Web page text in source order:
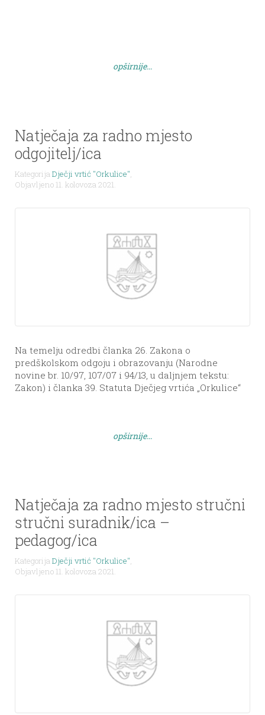
opširnije...
Natječaja za radno mjesto
odgojitelj/ica
Kategorija Dječji vrtić "Orkulice"
Objavljeno 11. kolovoza 2021.
Na temelju odredbi članka 26. Zakona o
predškolskom odgoju i obrazovanju (Narodne
novine br. 10/97, 107/07 i 94/13, u daljnjem tekstu:
Zakon) i članka 39. Statuta Dječjeg vrtića „Orkulice“
opširnije...
Natječaja za radno mjesto stručni
stručni suradnik/ica –
pedagog/ica
KategorijaDječji vrtić "Orkulice",
Objavljeno 11. kolovoza 2021.